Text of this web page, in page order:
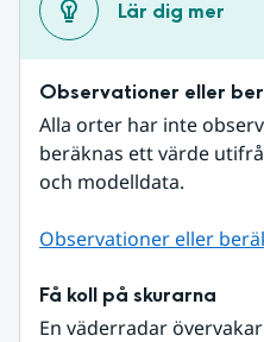
Lär dig mer
Observationer eller
Alla orter har inte
beräknas ett värde
och modelldata.
Observationer eller
Få koll på skurarna
En väderradar